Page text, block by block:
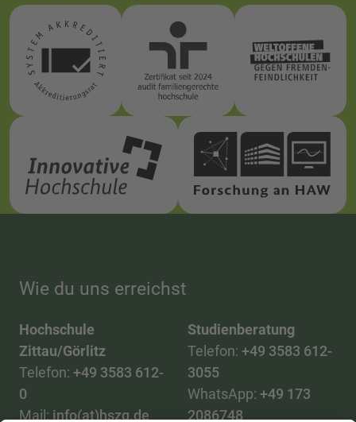
Wie du uns erreichst
Hochschule
Zittau/Görlitz
Telefon: +49 3583 612-
0
Mail: info(at)hszg.de
Studienberatung
Telefon: +49 3583 612-
3055
WhatsApp: +49 173
2086748